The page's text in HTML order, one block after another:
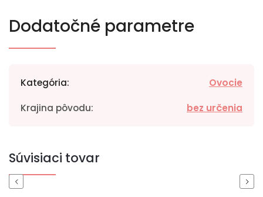
Dodatočné parametre
Kategória: Ovocie
Krajina pôvodu: bez určenia
Súvisiaci tovar
Previous Next